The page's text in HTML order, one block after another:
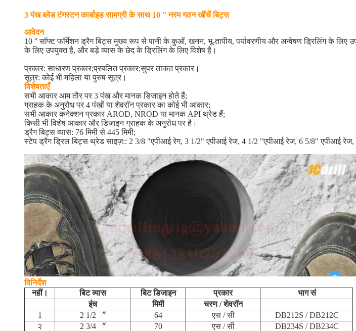
3 पंख ब्लेड टंगस्टन कार्बाइड सामग्री के साथ 10 '' नरम गठन खींचें बिट्स
आवेदन
10 '' सॉफ्ट फॉर्मेशन ड्रैग बिट्स मुख्य रूप से पानी के कुओं, खनन, भू-तापीय, पर्यावरणीय और अन्वेषण ड्रिलिंग के
के लिए उपयुक्त है, और बड़े व्यास के छेद के ड्रिलिंग के लिए विशेष है।
प्रकार: साधारण प्रकार;प्रबलित प्रकार;सुपर ताकत प्रकार।
सूत्र: कोई भी महिला या पुरुष सूत्र।
विशेषताएँ
सभी आकार आम तौर पर 3 पंख और मानक डिजाइन होते हैं;
ग्राहक के अनुरोध पर 4 पंखों या शेवरॉन प्रकार का कोई भी आकार;
सभी आकार कनेक्शन प्रकार AROD, NROD या मानक API थ्रेड हैं;
किसी भी विशेष आकार और डिजाइन ग्राहक के अनुरोध पर है।
ड्रैग बिट्स व्यास: 76 मिमी से 445 मिमी;
स्टेप ड्रैग ड्रिल बिट्स थ्रेड साइज़:: 2 3/8 "एपीआई रेग, 3 1/2" एपीआई रेज, 4 1/2 "एपीआई रेज, 6 5/8" एपीआई रेज,
विनिर्देश
नहीं।
बिट व्यास बिट डिजाइन प्रकार
भाग सं
इंच
मिमी
चरण / शेवरॉन
1
2 1/2 〞 64 एस / सी
DB212S / DB212C
२
2 3/4 〞 70 एस / सी
DB234S / DB234C